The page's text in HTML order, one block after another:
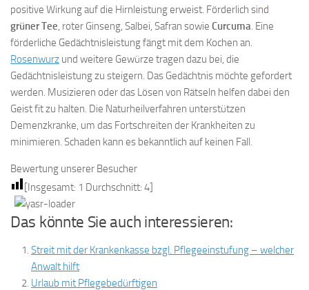
positive Wirkung auf die Hirnleistung erweist. Förderlich sind
grüner Tee, roter Ginseng, Salbei, Safran sowie Curcuma. Eine
förderliche Gedächtnisleistung fängt mit dem Kochen an.
Rosenwurz und weitere Gewürze tragen dazu bei, die
Gedächtnisleistung zu steigern. Das Gedächtnis möchte gefordert
werden. Musizieren oder das Lösen von Rätseln helfen dabei den
Geist fit zu halten. Die Naturheilverfahren unterstützen
Demenzkranke, um das Fortschreiten der Krankheiten zu
minimieren. Schaden kann es bekanntlich auf keinen Fall.
Bewertung unserer Besucher
[Insgesamt: 1 Durchschnitt: 4]
Das könnte Sie auch interessieren:
Streit mit der Krankenkasse bzgl. Pflegeeinstufung – welcher
Anwalt hilft
Urlaub mit Pflegebedürftigen